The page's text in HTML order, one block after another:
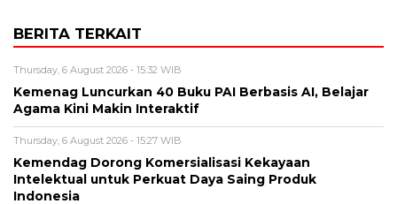
BERITA TERKAIT
Thursday, 6 August 2026 - 15:32 WIB
Kemenag Luncurkan 40 Buku PAI Berbasis AI, Belajar
Agama Kini Makin Interaktif
Thursday, 6 August 2026 - 15:27 WIB
Kemendag Dorong Komersialisasi Kekayaan
Intelektual untuk Perkuat Daya Saing Produk
Indonesia